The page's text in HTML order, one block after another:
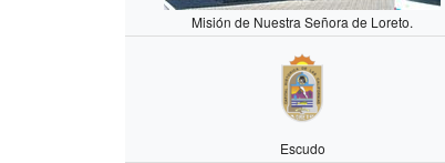
Misión de Nuestra Señora de Loreto.
Escudo